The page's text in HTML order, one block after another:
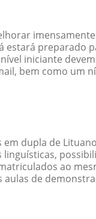
estará preparado
iniciante
bem como um
dupla de
ao
de